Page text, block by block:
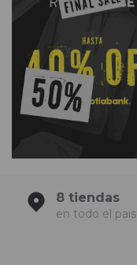
8 tiendas
en todo el pais